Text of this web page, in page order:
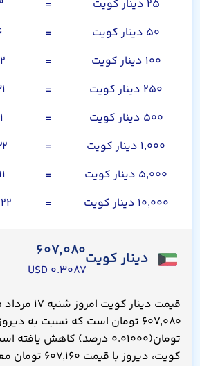
۲۵ دینار کویت =
۵۰ دینار کویت
=
۱۰۰ دینار کویت
=
۲۵۰ دینار کویت
=
۵۰۰ دینار کویت
=
۱,۰۰۰ دینار کویت
=
۵,۰۰۰ دینار کویت
=
۱۰,۰۰۰ دینار کویت
=
دینار کویت۶۰۷,۰۸۰
۰.۳۰۸۷ USD
تومان(۰.۰۱۰۰۰ درصد) کاهش
کویت، دیروز با قیمت ۶۰۷,۱۶۰ تومان معامله می‌شد.